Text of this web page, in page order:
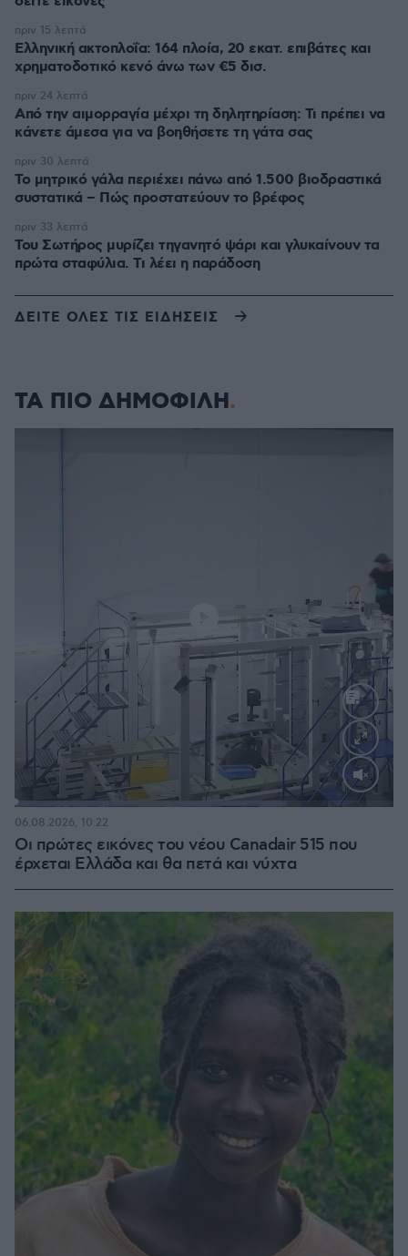
Ελληνική ακτοπλοΐα: 164 πλοία, 20 εκατ. επιβάτες και
χρηματοδοτικό κενό άνω των €5 δισ.
πριν 15 λεπτά
Από την αιμορραγία μέχρι τη δηλητηρίαση: Τι πρέπει να
κάνετε άμεσα για να βοηθήσετε τη γάτα σας
πριν 24 λεπτά
Το μητρικό γάλα περιέχει πάνω από 1.500 βιοδραστικά
συστατικά – Πώς προστατεύουν το βρέφος
πριν 30 λεπτά
Του Σωτήρος μυρίζει τηγανητό ψάρι και γλυκαίνουν τα
πρώτα σταφύλια. Τι λέει η παράδοση
πριν 33 λεπτά
ΔΕΙΤΕ ΟΛΕΣ ΤΙΣ ΕΙΔΗΣΕΙΣ
ΤΑ ΠΙΟ ΔΗΜΟΦΙΛΗ
Loaded
Οι πρώτες εικόνες του νέου Canadair 515 που
έρχεται Ελλάδα και θα πετά και νύχτα
06.08.2026, 10:22